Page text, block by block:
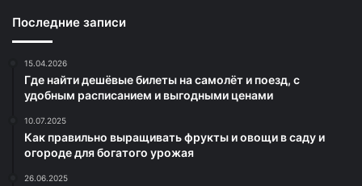
Последние записи
15.04.2026
Где найти дешёвые билеты на самолёт и поезд, с
удобным расписанием и выгодными ценами
10.07.2025
Как правильно выращивать фрукты и овощи в саду и
огороде для богатого урожая
26.06.2025